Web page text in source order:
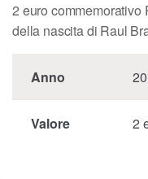
2 euro commemorativo
della nascita di Raul
Anno
Valore 2